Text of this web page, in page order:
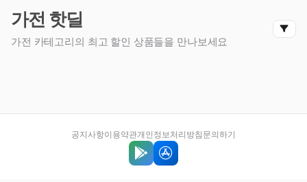
가전 핫딜
가전 카테고리의 최고 할인 상품들을 만나보세요
공지사항이용약관개인정보처리방침 문의하기
Google Play에서 다운로드
App Store에서 다운로드